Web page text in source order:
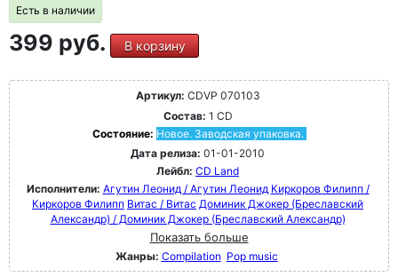
Есть в наличии
399 руб. В корзину
Артикул: CDVP 070103
Состав: 1 CD
Состояние: Новое. Заводская упаковка.
Дата релиза: 01-01-2010
Лейбл: CD Land
Исполнители: Агутин Леонид / Агутин Леонид Киркоров Филипп /
Киркоров Филипп Витас / Витас Доминик Джокер (Бреславский
Александр) / Доминик Джокер (Бреславский Александр)
Показать больше
Жанры: Compilation Pop music